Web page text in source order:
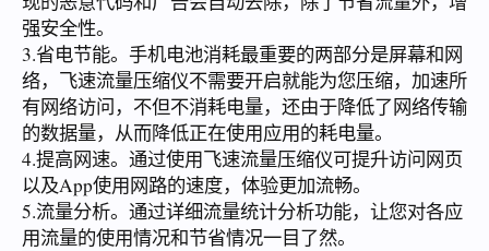
强安全性。
3.省电节能。手机电池消耗最重要的两部分是屏幕和网
络，飞速流量压缩仪不需要开启就能为您压缩，加速所
有网络访问，不但不消耗电量，还由于降低了网络传输
的数据量，从而降低正在使用应用的耗电量。
4.提高网速。通过使用飞速流量压缩仪可提升访问网页
以及App使用网路的速度，体验更加流畅。
5.流量分析。通过详细流量统计分析功能，让您对各应
用流量的使用情况和节省情况一目了然。